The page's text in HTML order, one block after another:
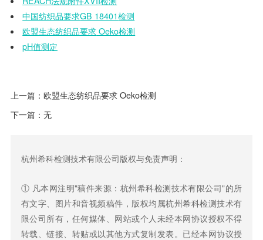
中国纺织品要求GB 18401检测
欧盟生态纺织品要求 Oeko检测
pH值测定
上一篇： 欧盟生态纺织品要求 Oeko检测
下一篇：无
杭州希科检测技术有限公司版权与免责声明：
① 凡本网注明"稿件来源：杭州希科检测技术有限公司"的所
有文字、图片和音视频稿件，版权均属杭州希科检测技术有
限公司所有，任何媒体、网站或个人未经本网协议授权不得
转载、链接、转贴或以其他方式复制发表。已经本网协议授